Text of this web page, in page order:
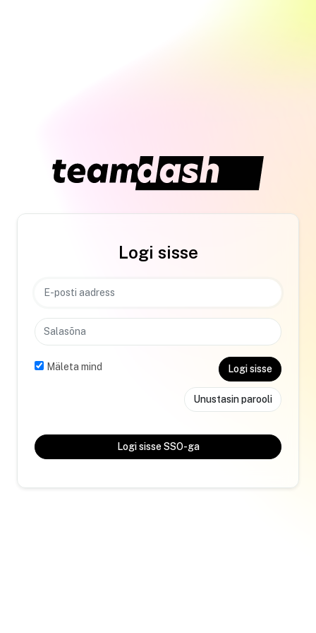
Logi sisse
Mäleta mind Logi sisse
Unustasin parooli
Logi sisse SSO-ga